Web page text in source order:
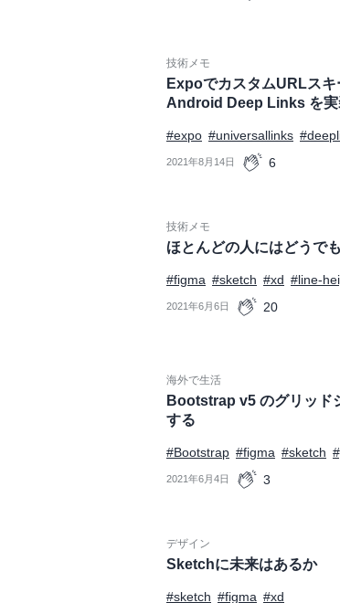
技術メモ
ExpoでカスタムURLス
Android Deep Links を実
#expo #universallinks
2021年8月14日 6
技術メモ
ほとんどの人にはどうで
#figma #sketch #xd #line-
2021年6月6日 20
海外で生活
Bootstrap v5 のグリッド
する
#Bootstrap #figma #sketch
2021年6月4日 3
デザイン
Sketchに未来はあるか
#sketch #figma #xd